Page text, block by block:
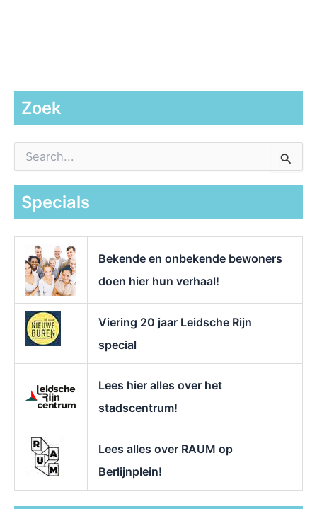
Zoek
a
Specials
Bekende en onbekende bewoners
doen hier hun verhaal!
Viering 20 jaar Leidsche Rijn
special
Lees hier alles over het
stadscentrum!
Lees alles over RAUM op
Berlijnplein!